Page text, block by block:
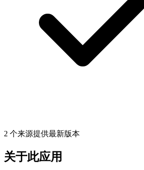
2 个来源提供最新版本
关于此应用